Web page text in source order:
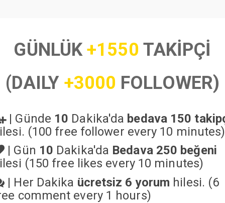
GÜNLÜK+1550 TAKİPÇİ
(DAILY +3000 FOLLOWER)
| Günde 10 Dakika'da bedava 150
(100 free follower every 10 minutes)
| Gün 10 Dakika'da Bedava 250 beğeni
(150 free likes every 10 minutes)
| Her Dakika ücretsiz 6 yorum hilesi. (6
comment every 1 hours)